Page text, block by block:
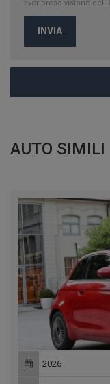
aver preso visione dell’
INVIA
AUTO SIMILI
2026